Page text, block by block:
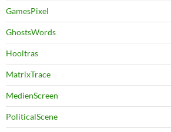
GamesPixel
GhostsWords
Hooltras
MatrixTrace
MedienScreen
PoliticalScene